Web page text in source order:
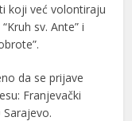
koji već volontiraju
sv. Ante” i
da se prijave
Franjevački